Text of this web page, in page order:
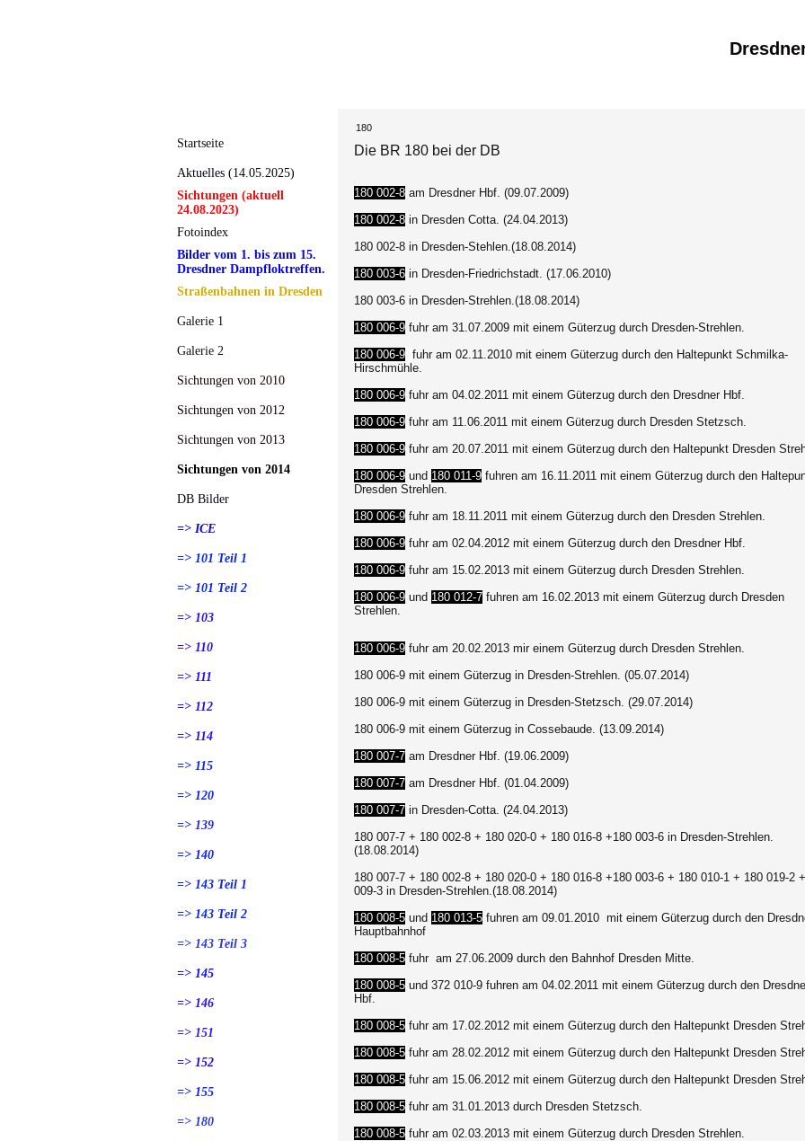
Startseite
Aktuelles (14.05.2025)
Sichtungen (aktuell
24.08.2023)
Fotoindex
Bilder vom 1. bis zum 15.
Dresdner Dampfloktreffen.
Straßenbahnen in Dresden
Galerie 1
Galerie 2
Sichtungen von 2010
Sichtungen von 2012
Sichtungen von 2013
Sichtungen von 2014
DB Bilder
=> ICE
=> 101 Teil 1
=> 101 Teil 2
=> 103
=> 110
=> 111
=> 112
=> 114
=> 115
=> 120
=> 139
=> 140
=> 143 Teil 1
=> 143 Teil 2
=> 143 Teil 3
=> 145
=> 146
=> 151
=> 152
=> 155
=> 180
180
Die BR 180 bei der DB
180 002-8 am Dresdner Hbf. (09.07.2009)
180 002-8 in Dresden Cotta. (24.04.2013)
180 002-8 in Dresden-Stehlen.(18.08.2014)
180 003-6 in Dresden-Friedrichstadt. (17.06.2010)
180 003-6 in Dresden-Strehlen.(18.08.2014)
180 006-9 fuhr am 31.07.2009 mit einem Güterzug durch Dresden-Strehlen.
180 006-9 fuhr am 02.11.2010 mit einem Güterzug durch den Haltepunkt Schmilka-
Hirschmühle.
180 006-9 fuhr am 04.02.2011 mit einem Güterzug durch den Dresdner Hbf.
180 006-9 fuhr am 11.06.2011 mit einem Güterzug durch Dresden Stetzsch.
180 006-9 fuhr am 20.07.2011 mit einem Güterzug durch den Haltepunkt Dresden
180 006-9 und 180 011-9 fuhren am 16.11.2011 mit einem Güterzug durch den
Dresden Strehlen.
180 006-9 fuhr am 18.11.2011 mit einem Güterzug durch den Dresden Strehlen.
180 006-9 fuhr am 02.04.2012 mit einem Güterzug durch den Dresdner Hbf.
180 006-9 fuhr am 15.02.2013 mit einem Güterzug durch Dresden Strehlen.
180 006-9 und 180 012-7 fuhren am 16.02.2013 mit einem Güterzug durch Dresden
Strehlen.
180 006-9 fuhr am 20.02.2013 mir einem Güterzug durch Dresden Strehlen.
180 006-9 mit einem Güterzug in Dresden-Strehlen. (05.07.2014)
180 006-9 mit einem Güterzug in Dresden-Stetzsch. (29.07.2014)
180 006-9 mit einem Güterzug in Cossebaude. (13.09.2014)
180 007-7 am Dresdner Hbf. (19.06.2009)
180 007-7 am Dresdner Hbf. (01.04.2009)
180 007-7 in Dresden-Cotta. (24.04.2013)
180 007-7 + 180 002-8 + 180 020-0 + 180 016-8 +180 003-6 in Dresden-Strehlen.
(18.08.2014)
180 007-7 + 180 002-8 + 180 020-0 + 180 016-8 +180 003-6 + 180 010-1 + 180 019-2
009-3 in Dresden-Strehlen.(18.08.2014)
180 008-5 und 180 013-5 fuhren am 09.01.2010 mit einem Güterzug durch den
Hauptbahnhof
180 008-5 fuhr am 27.06.2009 durch den Bahnhof Dresden Mitte.
180 008-5 und 372 010-9 fuhren am 04.02.2011 mit einem Güterzug durch den
Hbf.
180 008-5 fuhr am 17.02.2012 mit einem Güterzug durch den Haltepunkt Dresden
180 008-5 fuhr am 28.02.2012 mit einem Güterzug durch den Haltepunkt Dresden
180 008-5 fuhr am 15.06.2012 mit einem Güterzug durch den Haltepunkt Dresden
180 008-5 fuhr am 31.01.2013 durch Dresden Stetzsch.
180 008-5 fuhr am 02.03.2013 mit einem Güterzug durch Dresden Strehlen.